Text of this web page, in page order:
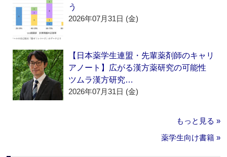
う
2026年07月31日 (金)
【日本薬学生連盟・先輩薬剤師のキャリ
アノート】広がる漢方薬研究の可能性
ツムラ漢方研究…
2026年07月31日 (金)
もっと見る »
薬学生向け書籍 »